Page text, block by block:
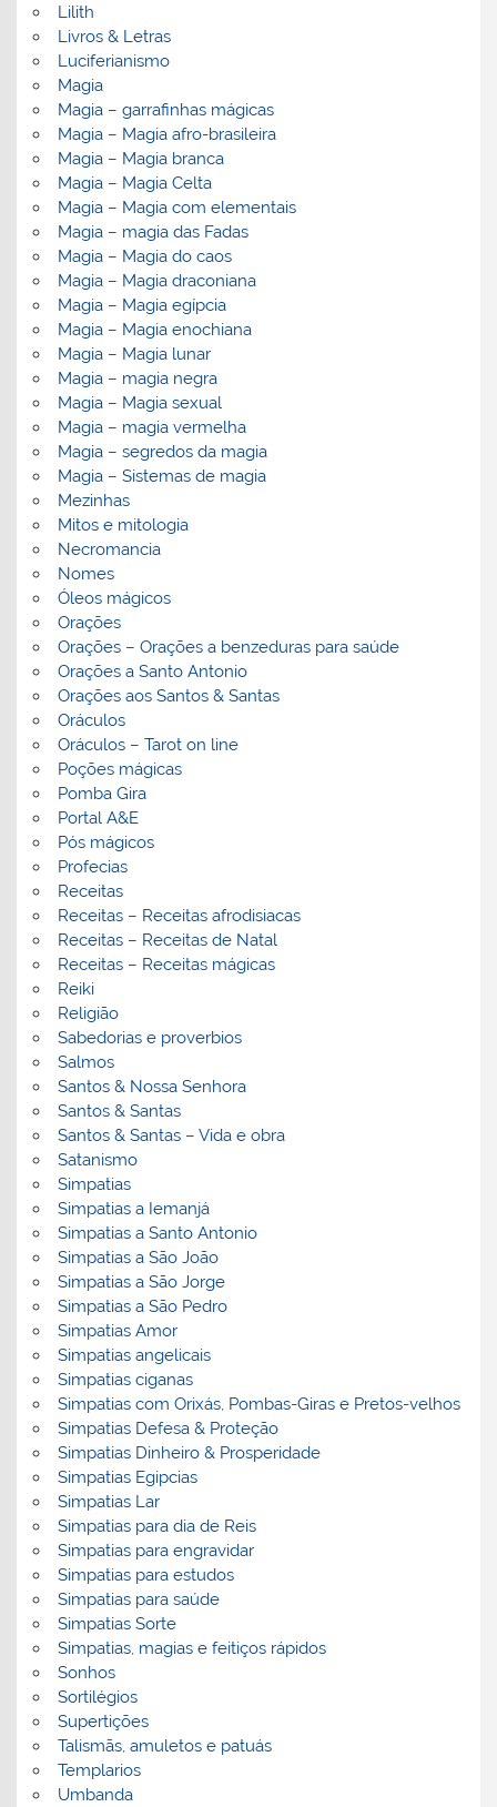
Lilith
Livros & Letras
Luciferianismo
Magia
Magia – garrafinhas mágicas
Magia – Magia afro-brasileira
Magia – Magia branca
Magia – Magia Celta
Magia – Magia com elementais
Magia – magia das Fadas
Magia – Magia do caos
Magia – Magia draconiana
Magia – Magia egípcia
Magia – Magia enochiana
Magia – Magia lunar
Magia – magia negra
Magia – Magia sexual
Magia – magia vermelha
Magia – segredos da magia
Magia – Sistemas de magia
Mezinhas
Mitos e mitologia
Necromancia
Nomes
Óleos mágicos
Orações
Orações – Orações a benzeduras para saúde
Orações a Santo Antonio
Orações aos Santos & Santas
Oráculos
Oráculos – Tarot on line
Poções mágicas
Pomba Gira
Portal A&E
Pós mágicos
Profecias
Receitas
Receitas – Receitas afrodisiacas
Receitas – Receitas de Natal
Receitas – Receitas mágicas
Reiki
Religião
Sabedorias e proverbios
Salmos
Santos & Nossa Senhora
Santos & Santas
Santos & Santas – Vida e obra
Satanismo
Simpatias
Simpatias a Iemanjá
Simpatias a Santo Antonio
Simpatias a São João
Simpatias a São Jorge
Simpatias a São Pedro
Simpatias Amor
Simpatias angelicais
Simpatias ciganas
Simpatias com Orixás, Pombas-Giras e Pretos-velhos
Simpatias Defesa & Proteção
Simpatias Dinheiro & Prosperidade
Simpatias Egipcias
Simpatias Lar
Simpatias para dia de Reis
Simpatias para engravidar
Simpatias para estudos
Simpatias para saúde
Simpatias Sorte
Simpatias, magias e feitiços rápidos
Sonhos
Sortilégios
Supertições
Talismãs, amuletos e patuás
Templarios
Umbanda